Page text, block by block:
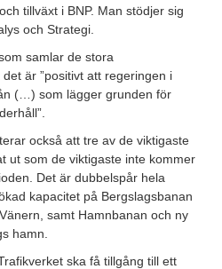
tillväxt i BNP. Man stödjer sig
och Strategi.
samlar de stora
är ”positivt att regeringen i
(…) som lägger grunden för
också att tre av de viktigaste
ut som de viktigaste inte kommer
Det är dubbelspår hela
kapacitet på Bergslagsbanan
samt Hamnbanan och ny
hamn.
ska få tillgång till ett